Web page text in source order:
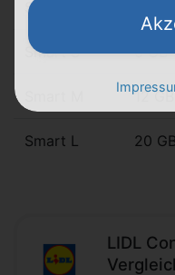
Smart XS
Smart S 6 GB
12 GB
Smart L 20 GB
LIDL